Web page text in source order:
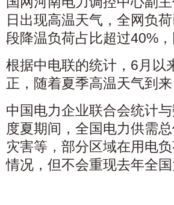
日出现高温天气，全网负
段降温负荷占比超过40%
根据中电联的统计，6月以
正，随着夏季高温天气到
中国电力企业联合会统计
度夏期间，全国电力供需
灾害等，部分区域在用电
情况，但不会重现去年全